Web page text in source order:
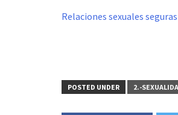
Relaciones sexuales seguras
POSTED UNDER 2.-